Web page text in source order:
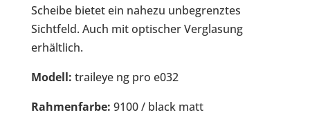
Scheibe bietet ein nahezu unbegrenztes
Sichtfeld. Auch mit optischer Verglasung
erhältlich.
Modell: traileye ng pro e032
Rahmenfarbe: 9100 / black matt